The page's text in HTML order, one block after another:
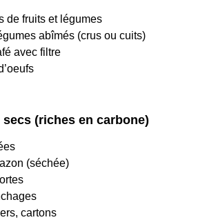
de fruits et légumes
abîmés (crus ou cuits)
avec filtre
secs (riches en carbone)
(séchée)
cartons